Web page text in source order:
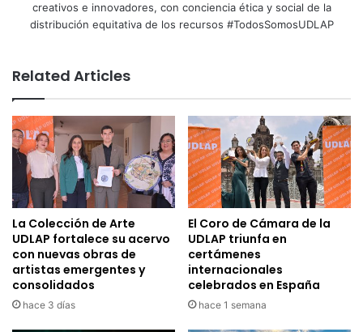
creativos e innovadores, con conciencia ética y social de la
distribución equitativa de los recursos #TodosSomosUDLAP
Related Articles
La Colección de Arte
UDLAP fortalece su acervo
con nuevas obras de
artistas emergentes y
consolidados
hace 3 días
El Coro de Cámara de la
UDLAP triunfa en
certámenes
internacionales
celebrados en España
hace 1 semana